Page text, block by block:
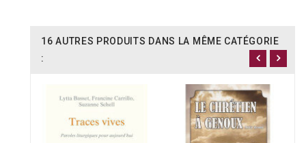
16 AUTRES PRODUITS DANS LA MÊME CATÉGORIE
: